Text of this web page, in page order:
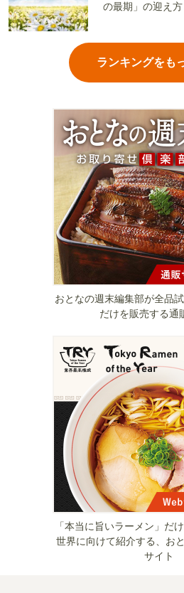
の最期」の迎え方
ランキングをも
おとなの週末編集部が全品
だけを販売する通
「本当に旨いラーメン」だ
世界に向けて紹介する、お
サイト